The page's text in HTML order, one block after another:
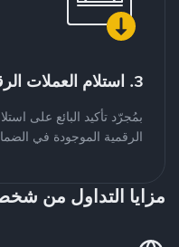
3. استلام العملات الرقمية
بمُجرّد تأكيد البائع على
الرقمية الموجودة في
مزايا التداول من